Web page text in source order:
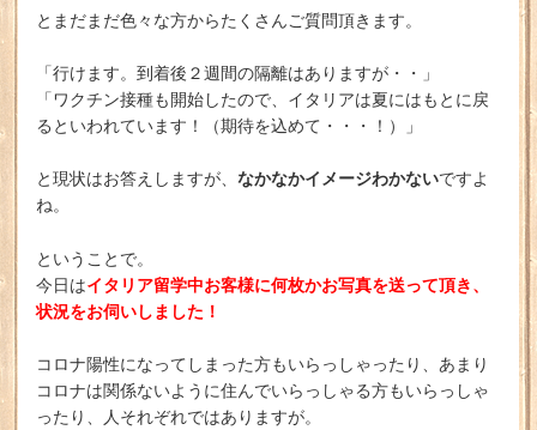
とまだまだ色々な方からたくさんご質問頂きます。
「行けます。到着後２週間の隔離はありますが・・」
「ワクチン接種も開始したので、イタリアは夏にはもとに戻
るといわれています！（期待を込めて・・・！）」
と現状はお答えしますが、 なかなかイメージわかないですよ
ね。
ということで。
今日はイタリア留学中お客様に何枚かお写真を送って頂き、
状況をお伺いしました！
コロナ陽性になってしまった方もいらっしゃったり、あまり
コロナは関係ないように住んでいらっしゃる方もいらっしゃ
ったり、人それぞれではありますが。